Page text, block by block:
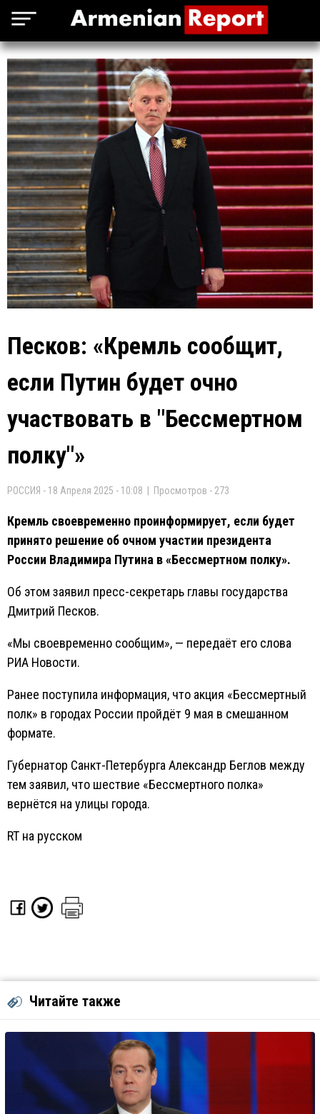
Песков: «Кремль сообщит,
если Путин будет очно
участвовать в "Бессмертном
полку"»
РОССИЯ - 18 Апреля 2025 - 10:08 | Просмотров - 273
Кремль своевременно проинформирует, если будет
принято решение об очном участии президента
России Владимира Путина в «Бессмертном полку».
Об этом заявил пресс-секретарь главы государства
Дмитрий Песков.
«Мы своевременно сообщим», — передаёт его слова
РИА Новости.
Ранее поступила информация, что акция «Бессмертный
полк» в городах России пройдёт 9 мая в смешанном
формате.
Губернатор Санкт-Петербурга Александр Беглов между
тем заявил, что шествие «Бессмертного полка»
вернётся на улицы города.
RT на русском
Читайте также